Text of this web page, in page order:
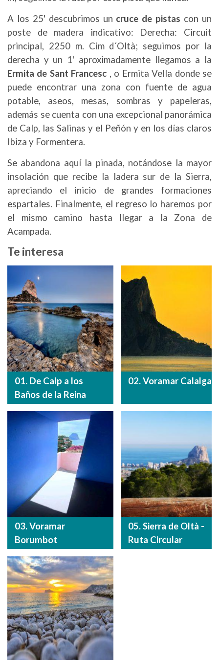
A los 25' descubrimos un cruce de pistas con un
poste de madera indicativo: Derecha: Circuit
principal, 2250 m. Cim d´Oltà; seguimos por la
derecha y un 1' aproximadamente llegamos a la
Ermita de Sant Francesc , o Ermita Vella donde se
puede encontrar una zona con fuente de agua
potable, aseos, mesas, sombras y papeleras,
además se cuenta con una excepcional panorámica
de Calp, las Salinas y el Peñón y en los días claros
Ibiza y Formentera.
Se abandona aquí la pinada, notándose la mayor
insolación que recibe la ladera sur de la Sierra,
apreciando el inicio de grandes formaciones
espartales. Finalmente, el regreso lo haremos por
el mismo camino hasta llegar a la Zona de
Acampada.
Te interesa
01. De Calp a los
Baños de la Reina
02. Voramar Calalga
03. Voramar
Borumbot
05. Sierra de Oltà -
Ruta Circular